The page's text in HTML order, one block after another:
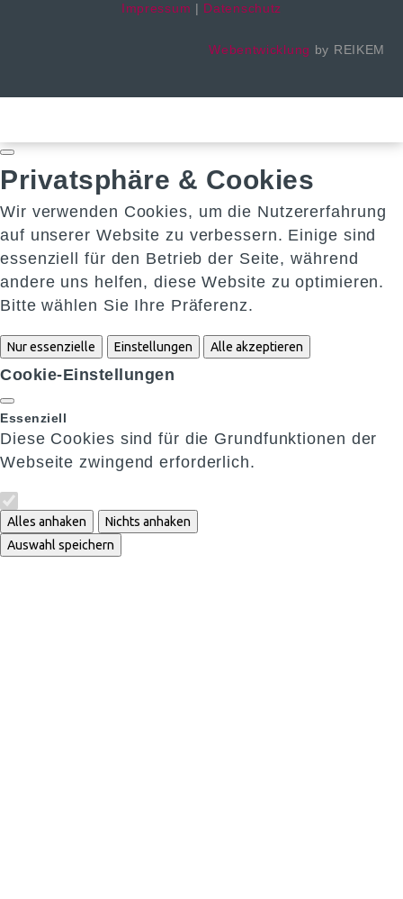
Impressum | Datenschutz
Webentwicklung by REIKEM
Privatsphäre & Cookies
Wir verwenden Cookies, um die Nutzererfahrung
auf unserer Website zu verbessern. Einige sind
essenziell für den Betrieb der Seite, während
andere uns helfen, diese Website zu optimieren.
Bitte wählen Sie Ihre Präferenz.
Nur essenzielle Einstellungen Alle akzeptieren
Cookie-Einstellungen
Essenziell
Diese Cookies sind für die Grundfunktionen der
Webseite zwingend erforderlich.
Alles anhaken
Nichts anhaken
Auswahl speichern